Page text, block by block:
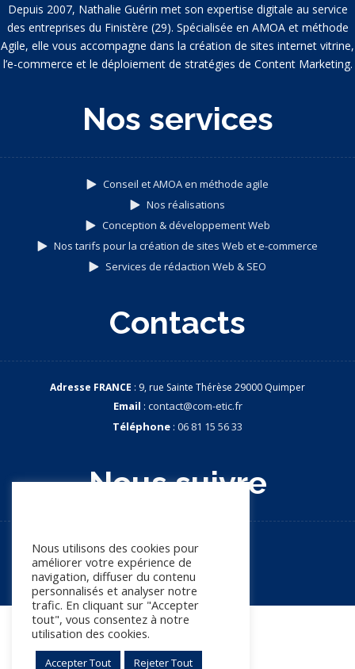
Depuis 2007, Nathalie Guérin met son expertise digitale au service
des entreprises du Finistère (29). Spécialisée en AMOA et méthode
Agile, elle vous accompagne dans la création de sites internet vitrine,
l’e-commerce et le déploiement de stratégies de Content Marketing.
Nos services
Conseil et AMOA en méthode agile
Nos réalisations
Conception & développement Web
Nos tarifs pour la création de sites Web et e-commerce
Services de rédaction Web & SEO
Contacts
Adresse FRANCE : 9, rue Sainte Thérèse 29000 Quimper
Email : contact@com-etic.fr
Téléphone : 06 81 15 56 33
Nous suivre
© Copyright 2026. Tous droits réservés
Nous utilisons des cookies pour
améliorer votre expérience de
navigation, diffuser du contenu
personnalisés et analyser notre
trafic. En cliquant sur "Accepter
tout", vous consentez à notre
utilisation des cookies.
Accepter Tout Rejeter Tout